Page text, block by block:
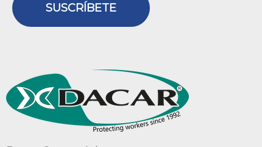
SUSCRÍBETE